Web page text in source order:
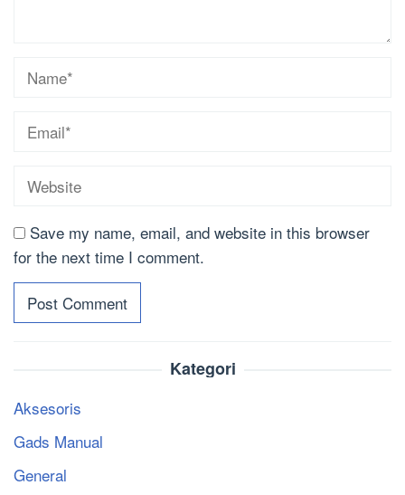
Save my name, email, and website in this browser
for the next time I comment.
Kategori
Aksesoris
Gads Manual
General